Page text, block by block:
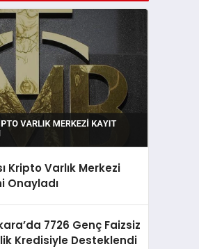
Kripto Varlık Merkezi
Onayladı
7726 Genç Faizsiz
Kredisiyle Desteklendi